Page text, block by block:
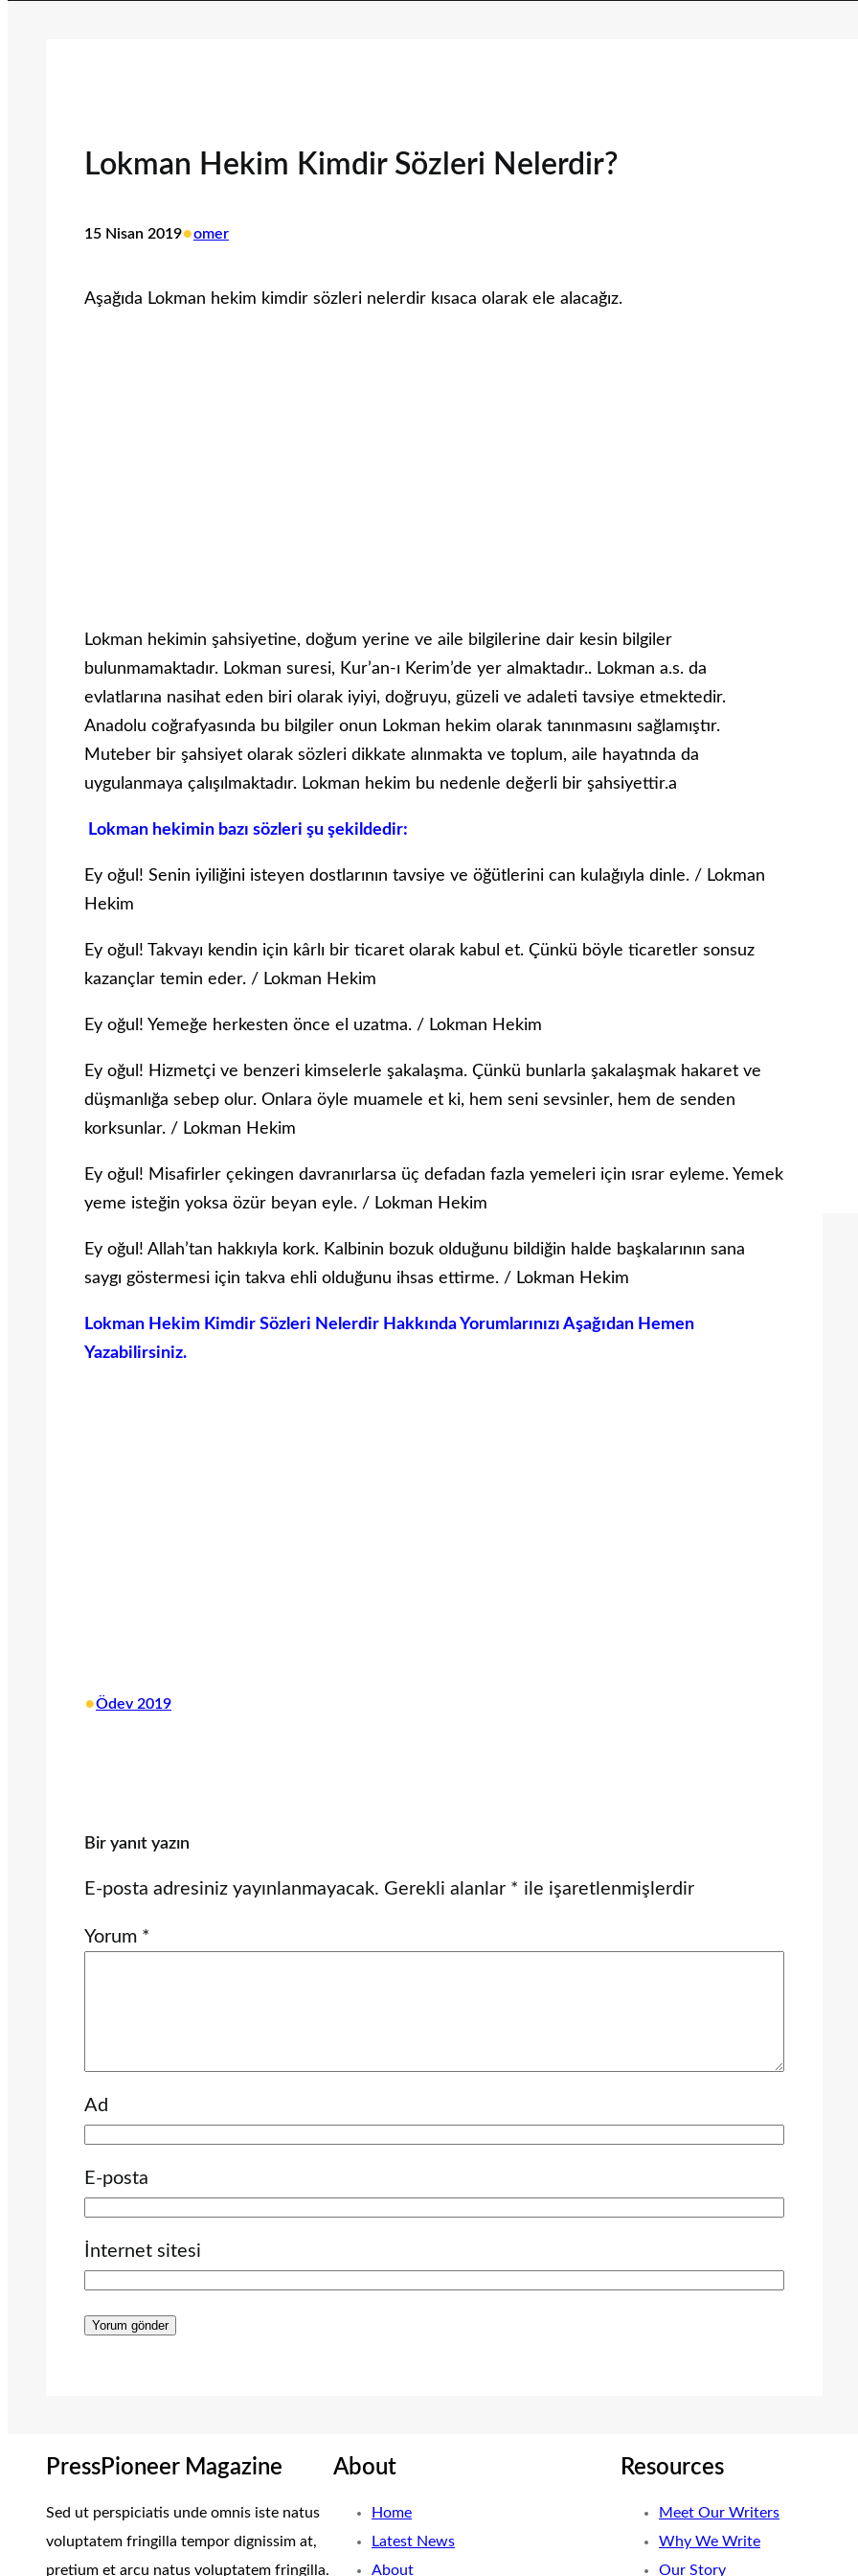
Lokman Hekim Kimdir Sözleri Nelerdir?
15 Nisan 2019•omer
Aşağıda Lokman hekim kimdir sözleri nelerdir kısaca olarak ele alacağız.
Lokman hekimin şahsiyetine, doğum yerine ve aile bilgilerine dair kesin bilgiler
bulunmamaktadır. Lokman suresi, Kur’an-ı Kerim’de yer almaktadır.. Lokman a.s. da
evlatlarına nasihat eden biri olarak iyiyi, doğruyu, güzeli ve adaleti tavsiye etmektedir.
Anadolu coğrafyasında bu bilgiler onun Lokman hekim olarak tanınmasını sağlamıştır.
Muteber bir şahsiyet olarak sözleri dikkate alınmakta ve toplum, aile hayatında da
uygulanmaya çalışılmaktadır. Lokman hekim bu nedenle değerli bir şahsiyettir.a
Lokman hekimin bazı sözleri şu şekildedir:
Ey oğul! Senin iyiliğini isteyen dostlarının tavsiye ve öğütlerini can kulağıyla dinle. / Lokman
Hekim
Ey oğul! Takvayı kendin için kârlı bir ticaret olarak kabul et. Çünkü böyle ticaretler sonsuz
kazançlar temin eder. / Lokman Hekim
Ey oğul! Yemeğe herkesten önce el uzatma. / Lokman Hekim
Ey oğul! Hizmetçi ve benzeri kimselerle şakalaşma. Çünkü bunlarla şakalaşmak hakaret ve
düşmanlığa sebep olur. Onlara öyle muamele et ki, hem seni sevsinler, hem de senden
korksunlar. / Lokman Hekim
Ey oğul! Misafirler çekingen davranırlarsa üç defadan fazla yemeleri için ısrar eyleme. Yemek
yeme isteğin yoksa özür beyan eyle. / Lokman Hekim
Ey oğul! Allah’tan hakkıyla kork. Kalbinin bozuk olduğunu bildiğin halde başkalarının sana
saygı göstermesi için takva ehli olduğunu ihsas ettirme. / Lokman Hekim
Lokman Hekim Kimdir Sözleri Nelerdir Hakkında Yorumlarınızı Aşağıdan Hemen
Yazabilirsiniz.
•Ödev 2019
Bir yanıt yazın
E-posta adresiniz yayınlanmayacak. Gerekli alanlar * ile işaretlenmişlerdir
Yorum *
Ad
E-posta
İnternet sitesi
PressPioneer Magazine
Sed ut perspiciatis unde omnis iste natus
voluptatem fringilla tempor dignissim at,
pretium et arcu natus voluptatem fringilla.
About
Home
Latest News
About
Resources
Meet Our Writers
Why We Write
Our Story